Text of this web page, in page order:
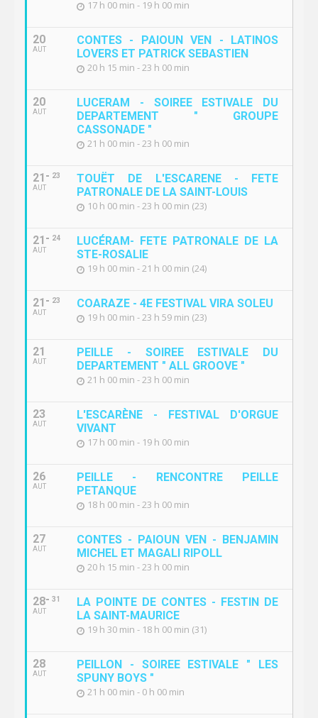
17 h 00 min - 19 h 00 min
20
AUT
CONTES - PAIOUN VEN - LATINOS
LOVERS ET PATRICK SEBASTIEN
20 h 15 min - 23 h 00 min
20
AUT
LUCERAM - SOIREE ESTIVALE DU
DEPARTEMENT " GROUPE
CASSONADE "
21 h 00 min - 23 h 00 min
21
AUT
23
TOUËT DE L'ESCARENE - FETE
PATRONALE DE LA SAINT-LOUIS
10 h 00 min - 23 h 00 min (23)
21
AUT
24
LUCÉRAM- FETE PATRONALE DE LA
STE-ROSALIE
19 h 00 min - 21 h 00 min (24)
21
AUT
23 COARAZE - 4E FESTIVAL VIRA SOLEU
19 h 00 min - 23 h 59 min (23)
21
AUT
PEILLE - SOIREE ESTIVALE DU
DEPARTEMENT " ALL GROOVE "
21 h 00 min - 23 h 00 min
23
AUT
L'ESCARÈNE - FESTIVAL D'ORGUE
VIVANT
17 h 00 min - 19 h 00 min
26
AUT
PEILLE - RENCONTRE PEILLE
PETANQUE
18 h 00 min - 23 h 00 min
27
AUT
CONTES - PAIOUN VEN - BENJAMIN
MICHEL ET MAGALI RIPOLL
20 h 15 min - 23 h 00 min
28
AUT
31
LA POINTE DE CONTES - FESTIN DE
LA SAINT-MAURICE
19 h 30 min - 18 h 00 min (31)
28
AUT
PEILLON - SOIREE ESTIVALE " LES
SPUNY BOYS "
21 h 00 min - 0 h 00 min